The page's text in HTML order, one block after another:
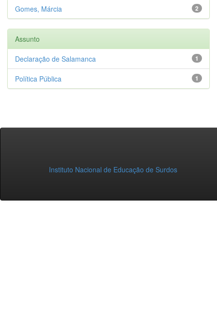
2
Gomes, Márcia
Assunto
1
Declaração de Salamanca
1
Política Pública
Instituto Nacional de Educação de Surdos